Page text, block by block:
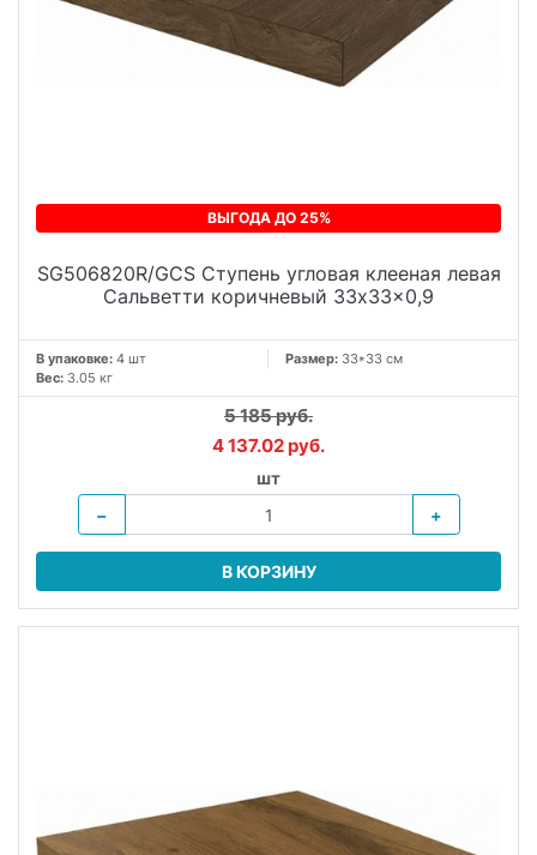
ВЫГОДА ДО 25%
SG506820R/GCS Ступень угловая клееная левая
Сальветти коричневый 33x33x0,9
В упаковке: 4 шт Размер: 33*33 см
Вес: 3.05 кг
5 185 руб.
4 137.02 руб.
шт
−
+
В КОРЗИНУ